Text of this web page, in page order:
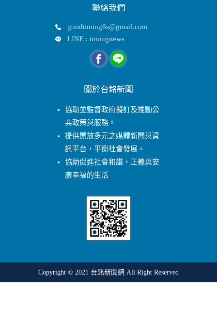
聯絡我們
goodtiming6s@gmail.com
LINE : timingnews
關於台銘新聞
協助並監督政府擬訂及推動公
共政策與服務。
提供開放多元之媒體新聞與資
訊平台，平衡社會發展。
協助促進社會和諧，正義與安
康幸福的生活
Copyright © 2021 台銘新聞網 All Right Reserved